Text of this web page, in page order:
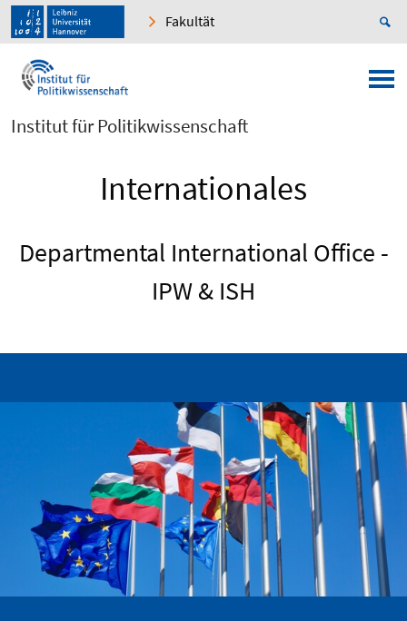
Fakultät
Institut für Politikwissenschaft
Internationales
Departmental International Office -
IPW & ISH